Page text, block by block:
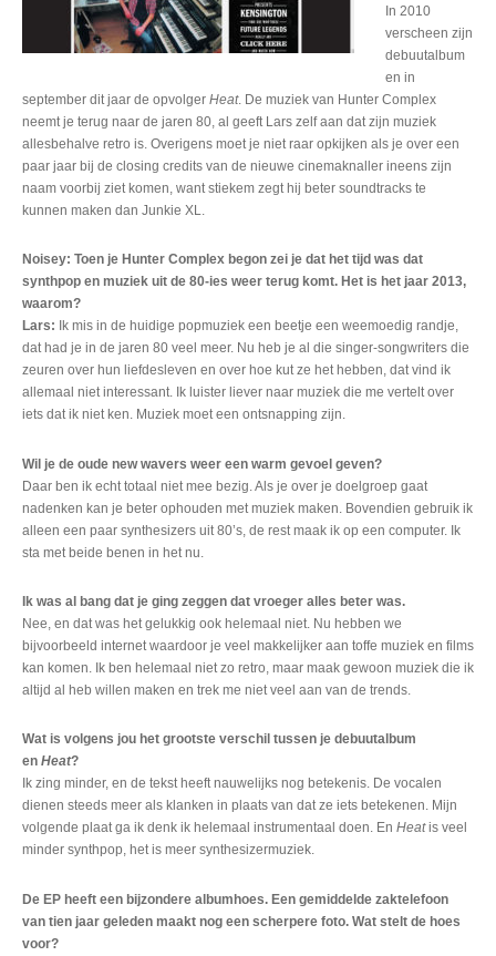
In 2010
verscheen zijn
debuutalbum
en in
september dit jaar de opvolger Heat. De muziek van Hunter Complex
neemt je terug naar de jaren 80, al geeft Lars zelf aan dat zijn muziek
allesbehalve retro is. Overigens moet je niet raar opkijken als je over een
paar jaar bij de closing credits van de nieuwe cinemaknaller ineens zijn
naam voorbij ziet komen, want stiekem zegt hij beter soundtracks te
kunnen maken dan Junkie XL.
Noisey: Toen je Hunter Complex begon zei je dat het tijd was dat
synthpop en muziek uit de 80-ies weer terug komt. Het is het jaar 2013,
waarom?
Lars: Ik mis in de huidige popmuziek een beetje een weemoedig randje,
dat had je in de jaren 80 veel meer. Nu heb je al die singer-songwriters die
zeuren over hun liefdesleven en over hoe kut ze het hebben, dat vind ik
allemaal niet interessant. Ik luister liever naar muziek die me vertelt over
iets dat ik niet ken. Muziek moet een ontsnapping zijn.
Wil je de oude new wavers weer een warm gevoel geven?
Daar ben ik echt totaal niet mee bezig. Als je over je doelgroep gaat
nadenken kan je beter ophouden met muziek maken. Bovendien gebruik ik
alleen een paar synthesizers uit 80’s, de rest maak ik op een computer. Ik
sta met beide benen in het nu.
Ik was al bang dat je ging zeggen dat vroeger alles beter was.
Nee, en dat was het gelukkig ook helemaal niet. Nu hebben we
bijvoorbeeld internet waardoor je veel makkelijker aan toffe muziek en films
kan komen. Ik ben helemaal niet zo retro, maar maak gewoon muziek die ik
altijd al heb willen maken en trek me niet veel aan van de trends.
Wat is volgens jou het grootste verschil tussen je debuutalbum
en Heat?
Ik zing minder, en de tekst heeft nauwelijks nog betekenis. De vocalen
dienen steeds meer als klanken in plaats van dat ze iets betekenen. Mijn
volgende plaat ga ik denk ik helemaal instrumentaal doen. En Heatis veel
minder synthpop, het is meer synthesizermuziek.
De EP heeft een bijzondere albumhoes. Een gemiddelde zaktelefoon
van tien jaar geleden maakt nog een scherpere foto. Wat stelt de hoes
voor?